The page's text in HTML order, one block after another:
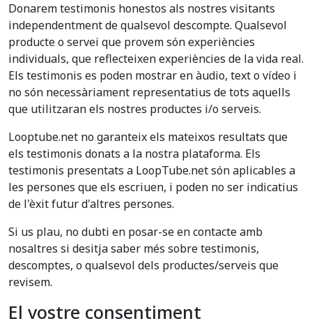
Donarem testimonis honestos als nostres visitants
independentment de qualsevol descompte. Qualsevol
producte o servei que provem són experiències
individuals, que reflecteixen experiències de la vida real.
Els testimonis es poden mostrar en àudio, text o vídeo i
no són necessàriament representatius de tots aquells
que utilitzaran els nostres productes i/o serveis.
Looptube.net no garanteix els mateixos resultats que
els testimonis donats a la nostra plataforma. Els
testimonis presentats a LoopTube.net són aplicables a
les persones que els escriuen, i poden no ser indicatius
de l'èxit futur d'altres persones.
Si us plau, no dubti en posar-se en contacte amb
nosaltres si desitja saber més sobre testimonis,
descomptes, o qualsevol dels productes/serveis que
revisem.
El vostre consentiment